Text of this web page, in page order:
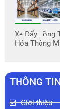
Xe Đẩy Lồng
Hóa Thông
THÔNG
Giới thiệu